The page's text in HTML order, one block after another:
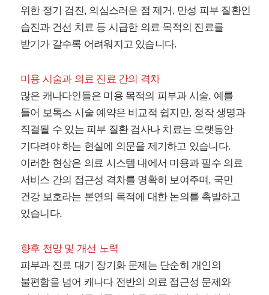
위한 정기 검진, 의심스러운 점 제거, 만성 피부 질환인
습진과 건선 치료 등 시급한 의료 목적의 진료를
받기가 갈수록 어려워지고 있습니다.
미용 시술과 의료 진료 간의 격차
많은 캐나다인들은 미용 목적의 피부과 시술, 예를
들어 보톡스 시술 예약은 비교적 쉽지만, 정작 생명과
직결될 수 있는 피부 질환 검사나 치료는 오랫동안
기다려야 하는 현실에 의문을 제기하고 있습니다.
이러한 현상은 의료 시스템 내에서 미용과 필수 의료
서비스 간의 접근성 격차를 명확히 보여주며, 국민
건강 보호라는 본연의 목적에 대한 논의를 촉발하고
있습니다.
향후 전망 및 개선 노력
피부과 진료 대기 장기화 문제는 단순히 개인의
불편함을 넘어 캐나다 전반의 의료 접근성 문제와